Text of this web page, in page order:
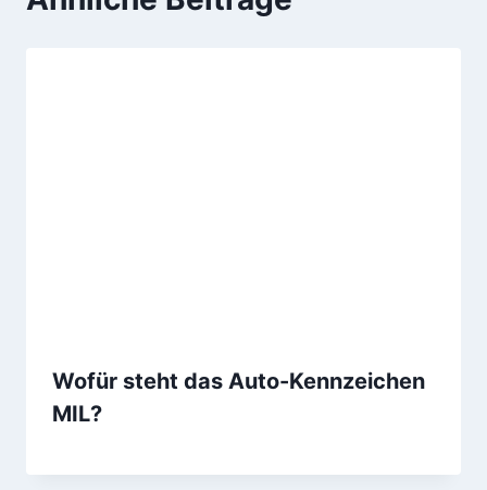
Wofür steht das Auto-Kennzeichen
MIL?